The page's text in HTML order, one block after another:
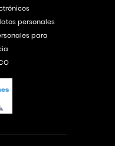
personales
para